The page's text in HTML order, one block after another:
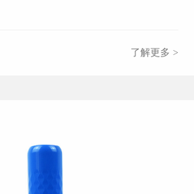
了解更多 >